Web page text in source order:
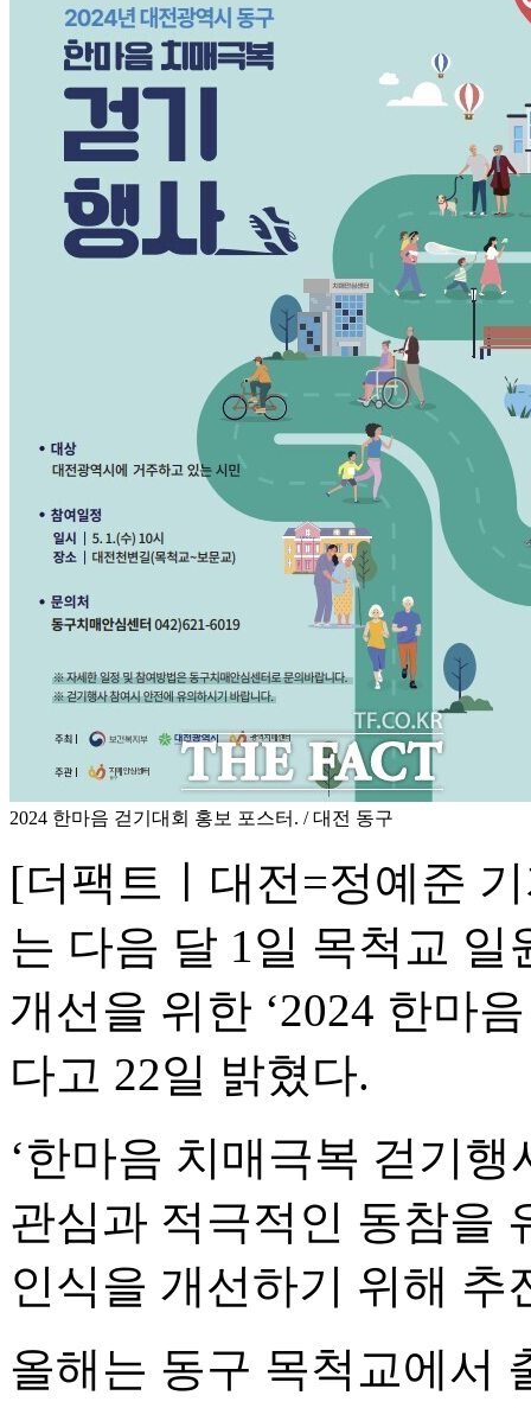
2024 한마음 걷기대회 홍보 포스터. / 대전 동구
[더팩트ㅣ대전=정예준
는 다음 달 1일 목척교
개선을 위한 ‘2024 한마
다고 22일 밝혔다.
‘한마음 치매극복 걷기
관심과 적극적인 동참을
인식을 개선하기 위해 추
올해는 동구 목척교에서